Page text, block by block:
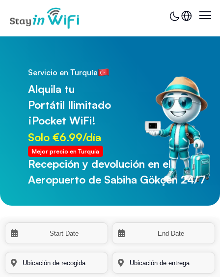
Servicio en Turquía
Alquila tu
Portátil Ilimitado
¡Pocket WiFi!
Solo €6.99/día
Mejor precio en Turquía
Recepción y devolución en el
Aeropuerto de Sabiha Gökçen 24/7
Recepción y devolución en el
Aeropuerto de Trabzon 24/7